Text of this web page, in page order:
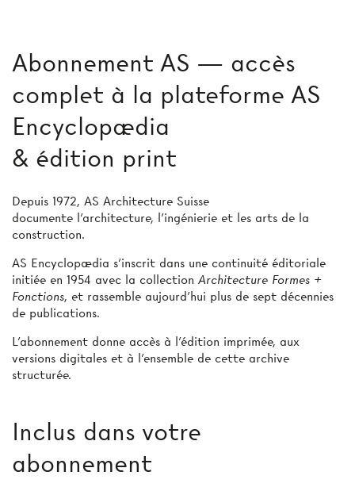
Abonnement AS — accès
complet à la plateforme AS
Encyclopædia
& édition print
Depuis 1972, AS Architecture Suisse
documente l’architecture, l’ingénierie et les arts de la
construction.
AS Encyclopædia s’inscrit dans une continuité éditoriale
initiée en 1954 avec la collection Architecture Formes +
Fonctions, et rassemble aujourd’hui plus de sept décennies
de publications.
L’abonnement donne accès à l'édition imprimée, aux
versions digitales et à l’ensemble de cette archive
structurée.
Inclus dans votre
abonnement